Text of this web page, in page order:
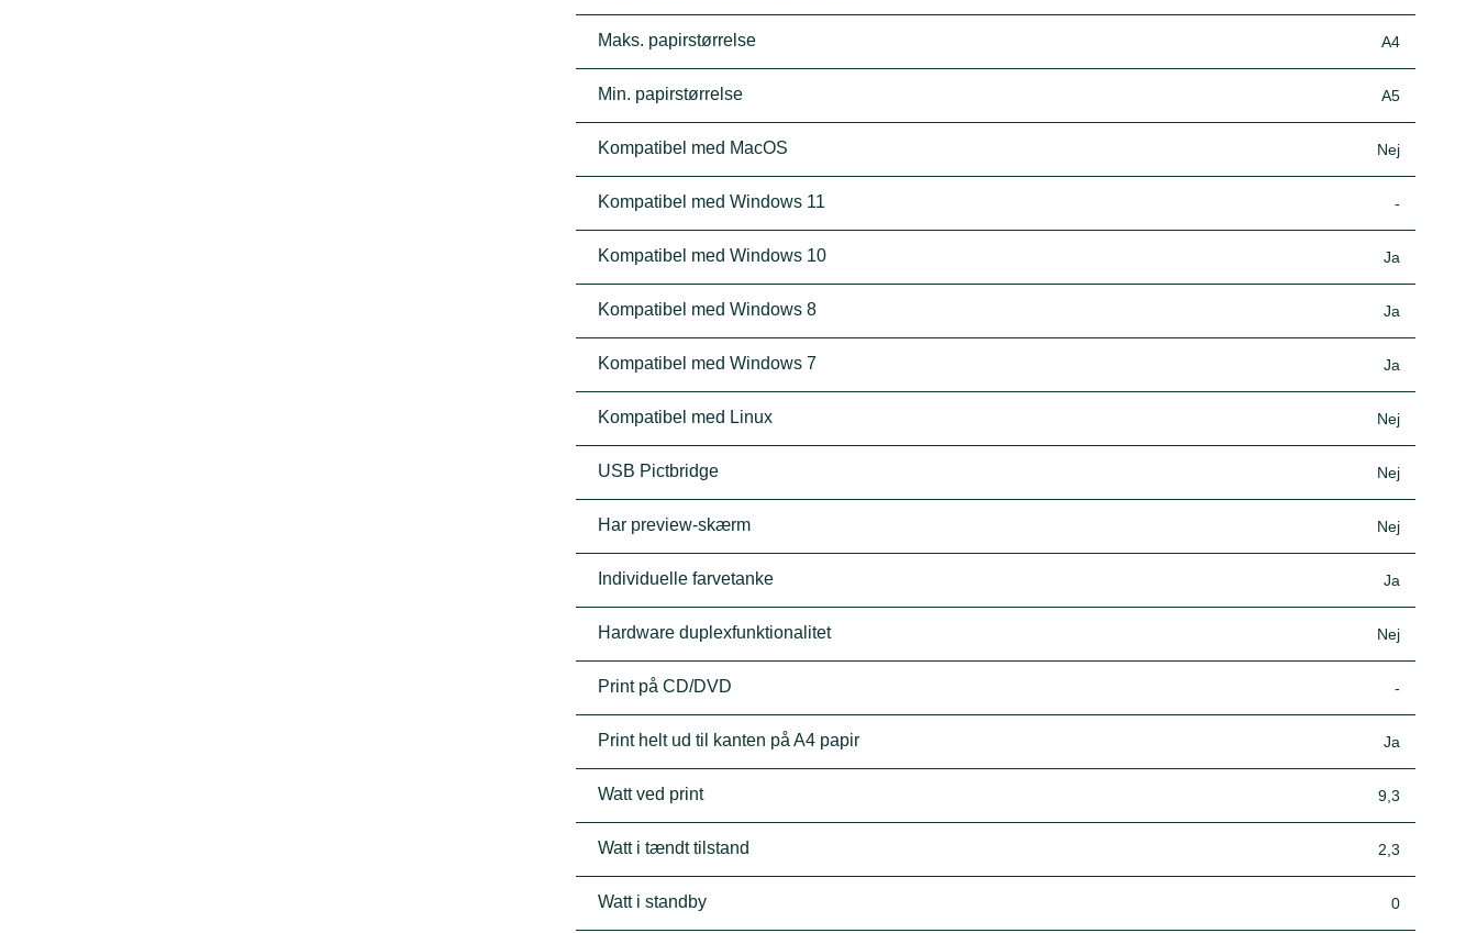
Maks. papirstørrelse A4
Min. papirstørrelse A5
Kompatibel med MacOS Nej
Kompatibel med Windows 11 -
Kompatibel med Windows 10 Ja
Kompatibel med Windows 8 Ja
Kompatibel med Windows 7 Ja
Kompatibel med Linux Nej
USB Pictbridge Nej
Har preview-skærm Nej
Individuelle farvetanke Ja
Hardware duplexfunktionalitet Nej
Print på CD/DVD -
Print helt ud til kanten på A4 papir Ja
Watt ved print 9,3
Watt i tændt tilstand 2,3
Watt i standby 0